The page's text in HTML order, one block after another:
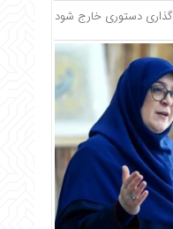
گذاری دستوری خارج شود